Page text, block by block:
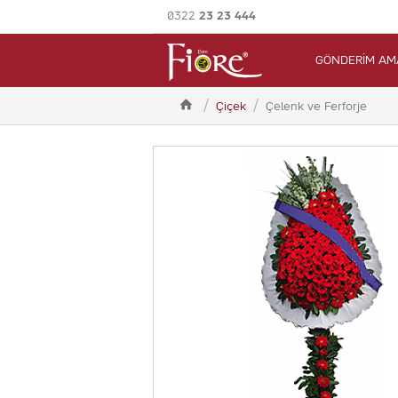
0322 23 23 444
GÖNDERİM
 Çiçek Çelenk ve Ferforje